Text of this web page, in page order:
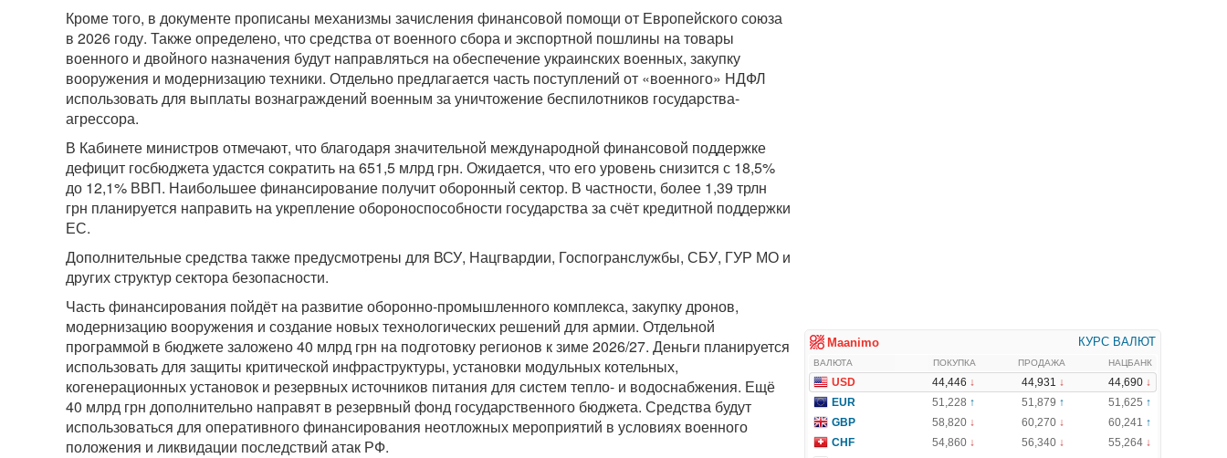
Кроме того, в документе прописаны механизмы зачисления финансовой помощи от Европейского союза
в 2026 году. Также определено, что средства от военного сбора и экспортной пошлины на товары
военного и двойного назначения будут направляться на обеспечение украинских военных, закупку
вооружения и модернизацию техники. Отдельно предлагается часть поступлений от «военного» НДФЛ
использовать для выплаты вознаграждений военным за уничтожение беспилотников государства-
агрессора.
В Кабинете министров отмечают, что благодаря значительной международной финансовой поддержке
дефицит госбюджета удастся сократить на 651,5 млрд грн. Ожидается, что его уровень снизится с 18,5%
до 12,1% ВВП. Наибольшее финансирование получит оборонный сектор. В частности, более 1,39 трлн
грн планируется направить на укрепление обороноспособности государства за счёт кредитной поддержки
ЕС.
Дополнительные средства также предусмотрены для ВСУ, Нацгвардии, Госпогранслужбы, СБУ, ГУР МО и
других структур сектора безопасности.
Часть финансирования пойдёт на развитие оборонно-промышленного комплекса, закупку дронов,
модернизацию вооружения и создание новых технологических решений для армии. Отдельной
программой в бюджете заложено 40 млрд грн на подготовку регионов к зиме 2026/27. Деньги планируется
использовать для защиты критической инфраструктуры, установки модульных котельных,
когенерационных установок и резервных источников питания для систем тепло- и водоснабжения. Ещё
40 млрд грн дополнительно направят в резервный фонд государственного бюджета. Средства будут
использоваться для оперативного финансирования неотложных мероприятий в условиях военного
положения и ликвидации последствий атак РФ.